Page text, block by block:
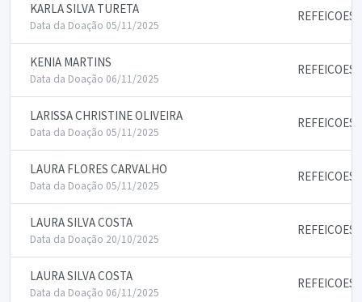
KARLA SILVA TURETA
Data da Doação 05/11/2025
REFEICOES
KENIA MARTINS
Data da Doação 06/11/2025
REFEICOES
LARISSA CHRISTINE OLIVEIRA
Data da Doação 05/11/2025
REFEICOES
LAURA FLORES CARVALHO
Data da Doação 05/11/2025
REFEICOES
LAURA SILVA COSTA
Data da Doação 20/10/2025
REFEICOES
LAURA SILVA COSTA
Data da Doação 06/11/2025
REFEICOES